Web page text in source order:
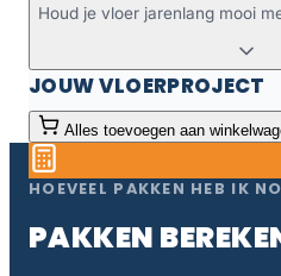
Houd je vloer jarenlang mooi
JOUW VLOERPROJECT
Alles toevoegen aan
HOEVEEL PAKKEN HEB IK
PAKKEN